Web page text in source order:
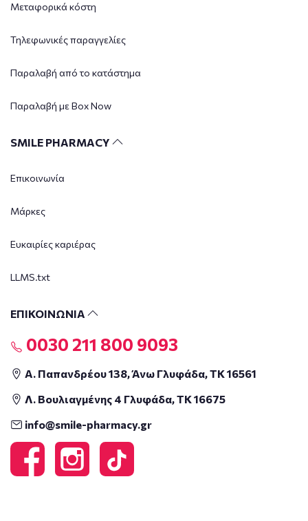
Μεταφορικά κόστη
Τηλεφωνικές παραγγελίες
Παραλαβή από το κατάστημα
Παραλαβή με Box Now
SMILE PHARMACY
Επικοινωνία
Μάρκες
Ευκαιρίες καριέρας
LLMS.txt
ΕΠΙΚΟΙΝΩΝΙΑ
0030 211 800 9093
Α. Παπανδρέου 138, Άνω Γλυφάδα, ΤΚ 16561
Λ. Βουλιαγμένης 4 Γλυφάδα, ΤΚ 16675
info@smile-pharmacy.gr